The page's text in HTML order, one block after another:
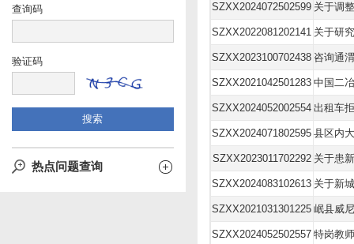
查询码
验证码
热点问题查询
SZXX2024072502599
SZXX2022081202141 关于研
SZXX2023100702438
SZXX2021042501283 中国二
SZXX2024052002554
SZXX2024071802595 县区内
SZXX2023011702292
SZXX2024083102613
SZXX2021031301225
SZXX2024052502557 特岗教